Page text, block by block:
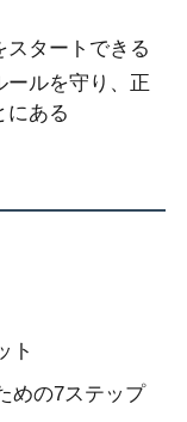
スタートできる
ールを守り、正
にある
ト
めの7ステップ